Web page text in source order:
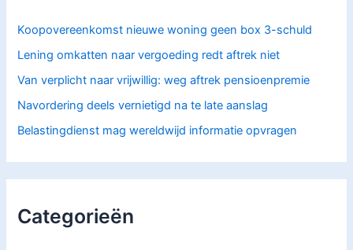
Koopovereenkomst nieuwe woning geen box 3-schuld
Lening omkatten naar vergoeding redt aftrek niet
Van verplicht naar vrijwillig: weg aftrek pensioenpremie
Navordering deels vernietigd na te late aanslag
Belastingdienst mag wereldwijd informatie opvragen
Categorieën